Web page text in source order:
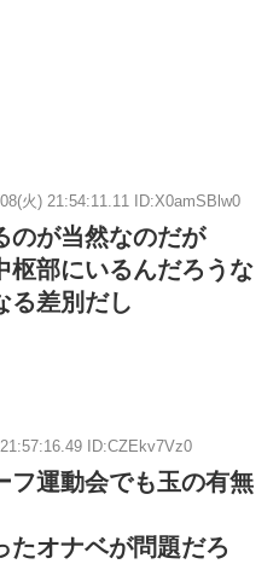
火) 21:54:11.11 ID:X0amSBlw0
のが当然なのだが
枢部にいるんだろうな
る差別だし
ID:CZEkv7Vz0
フ運動会でも玉の有無
たオナベが問題だろ